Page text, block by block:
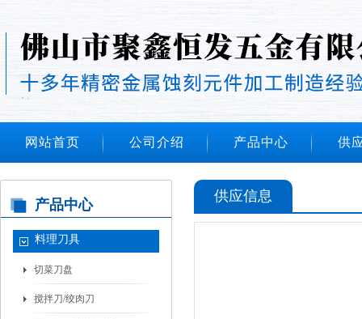
网站首页 公司介绍 产品中心 供
产品中心
料理刀具
切菜刀盘
搅拌刀/绞肉刀
供应信息